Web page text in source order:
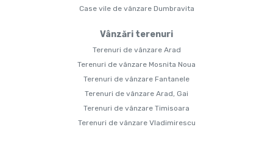
Case vile de vânzare Dumbravita
Vânzări terenuri
Terenuri de vânzare Arad
Terenuri de vânzare Mosnita Noua
Terenuri de vânzare Fantanele
Terenuri de vânzare Arad, Gai
Terenuri de vânzare Timisoara
Terenuri de vânzare Vladimirescu